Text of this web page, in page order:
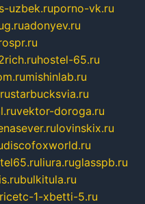
uzbek.ruporno-vk.ru
adonyev.ru
hostel-65.ru
mishinlab.ru
starbucksvia.ru
vektor-doroga.ru
lovinskix.ru
discofoxworld.ru
liura.ruglasspb.ru
bulkitula.ru
1-xbetti-5.ru